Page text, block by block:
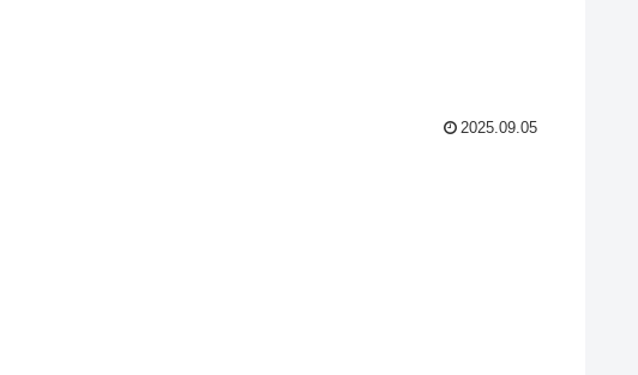
2025.09.05